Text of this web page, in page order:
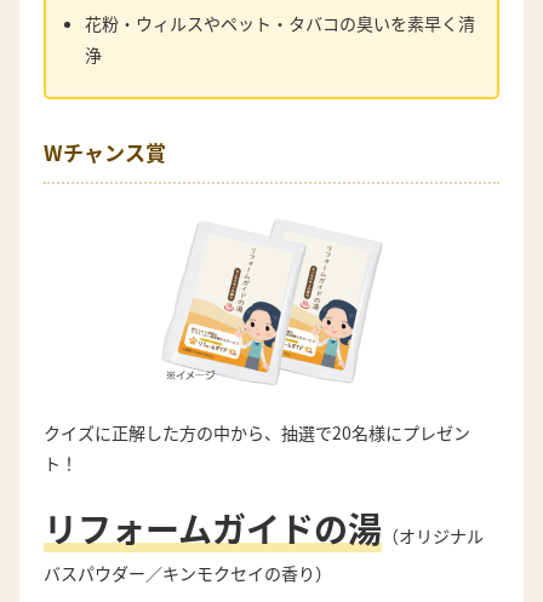
花粉・ウィルスやペット・タバコの臭いを素早く清
浄
Wチャンス賞
クイズに正解した方の中から、抽選で20名様にプレゼン
ト！
リフォームガイドの湯 （オリジナル
バスパウダー／キンモクセイの香り）